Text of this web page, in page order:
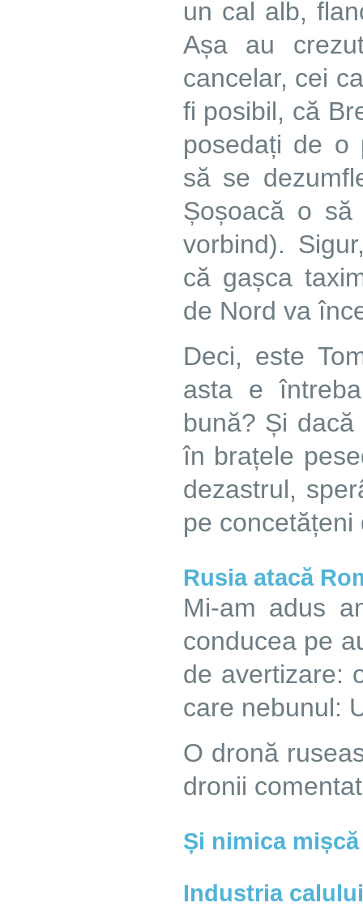
un cal alb,
Așa au
cancelar, cei
fi posibil, că
posedați de o
să se
Șoșoacă o
vorbind).
că gașca
de Nord va
Deci, este
asta e
bună? Și
în brațele
dezastrul,
pe
Rusia atacă
Mi-am adus
conducea pe
de avertizare:
care nebunul:
O dronă
dronii
Și nimica mișcă
Industria